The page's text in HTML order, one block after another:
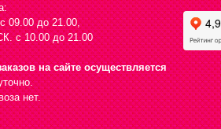
09.00 до 21.00,
с 10.00 до 21.00
на сайте осуществляется
нет.